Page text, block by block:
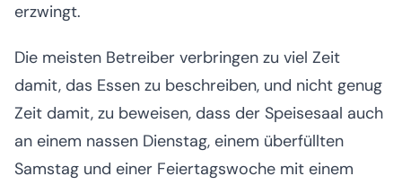
erzwingt.
Die meisten Betreiber verbringen zu viel Zeit
damit, das Essen zu beschreiben, und nicht genug
Zeit damit, zu beweisen, dass der Speisesaal auch
an einem nassen Dienstag, einem überfüllten
Samstag und einer Feiertagswoche mit einem